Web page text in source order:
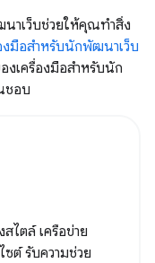
าเว็บช่วยให้คุณทำสิ่ง
งมือสำหรับนักพัฒนาเว็บ
เครื่องมือสำหรับนัก
ชอบ
ไตล์ เครือข่าย
ต์ รับความช่วย